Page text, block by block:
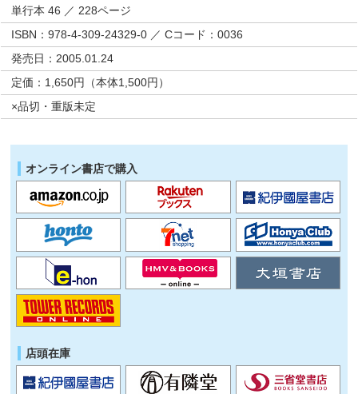
単行本 46 ／ 228ページ
ISBN：978-4-309-24329-0 ／ Cコード：0036
発売日：2005.01.24
定価：1,650円（本体1,500円）
×品切・重版未定
オンライン書店で購入
店頭在庫